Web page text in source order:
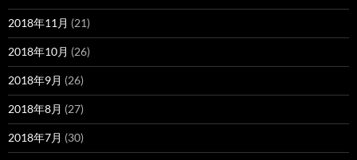
2018年11月 (21)
2018年10月 (26)
2018年9月 (26)
2018年8月 (27)
2018年7月 (30)